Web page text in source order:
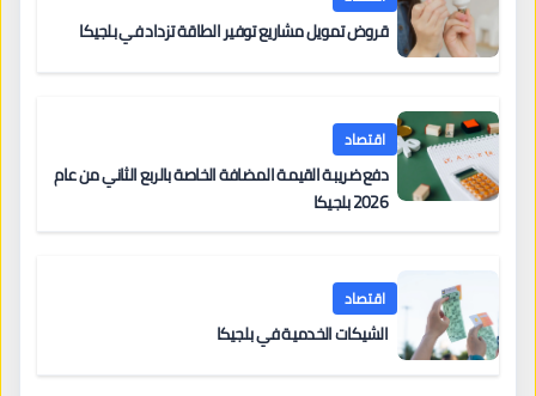
قروض تمويل مشاريع توفير الطاقة تزداد في بلجيكا
اقتصاد
دفع ضريبة القيمة المضافة الخاصة بالربع الثاني من عام
2026 بلجيكا
اقتصاد
الشيكات الخدمية في بلجيكا